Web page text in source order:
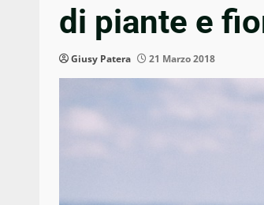
di piante e
Giusy Patera 21 Marzo 2018